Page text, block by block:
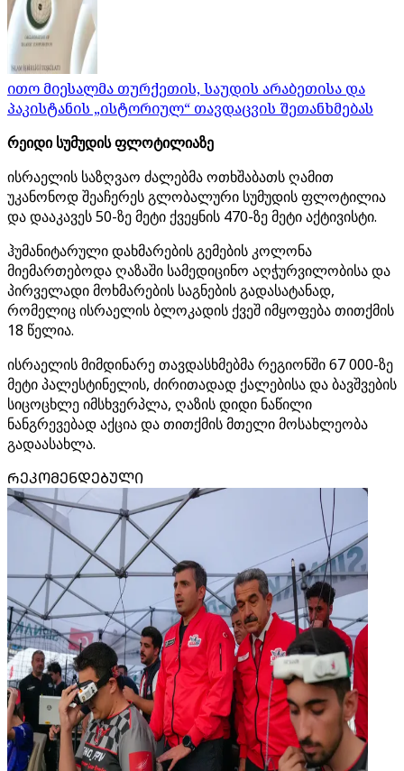
ითო მიესალმა თურქეთის, საუდის არაბეთისა და
პაკისტანის „ისტორიულ“ თავდაცვის შეთანხმებას
რეიდი სუმუდის ფლოტილიაზე
ისრაელის საზღვაო ძალებმა ოთხშაბათს ღამით
უკანონოდ შეაჩერეს გლობალური სუმუდის ფლოტილია
და დააკავეს 50-ზე მეტი ქვეყნის 470-ზე მეტი აქტივისტი.
ჰუმანიტარული დახმარების გემების კოლონა
მიემართებოდა ღაზაში სამედიცინო აღჭურვილობისა და
პირველადი მოხმარების საგნების გადასატანად,
რომელიც ისრაელის ბლოკადის ქვეშ იმყოფება თითქმის
18 წელია.
ისრაელის მიმდინარე თავდასხმებმა რეგიონში 67 000-ზე
მეტი პალესტინელის, ძირითადად ქალებისა და ბავშვების
სიცოცხლე იმსხვერპლა, ღაზის დიდი ნაწილი
ნანგრევებად აქცია და თითქმის მთელი მოსახლეობა
გადაასახლა.
ᲠᲔᲙᲝᲛᲔᲜᲓᲔᲑᲣᲚᲘ